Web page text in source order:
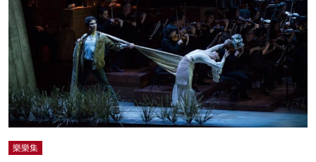
科技
影片
名家榜
灼見活動
關於我們
樂樂集